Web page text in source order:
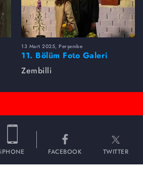
13 Mart 2025, Perşembe
11. Bölüm Foto Galeri
Zembilli
iPHONE FACEBOOK TWITTER